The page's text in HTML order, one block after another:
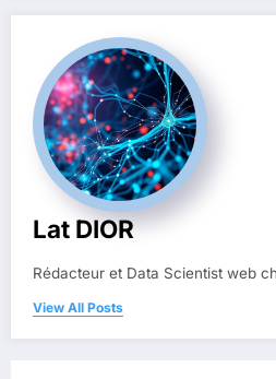
Lat DIOR
Rédacteur et Data Scientist web
View All Posts